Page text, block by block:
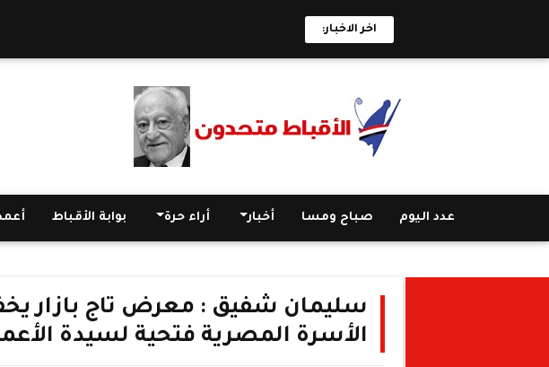
اخر الاخبار:
عدد اليوم صباح ومسا أخبار أراء حرة بوابة الأقباط
سليمان شفيق : معرض تاج بازار
الأسرة المصرية فتحية لسيدة